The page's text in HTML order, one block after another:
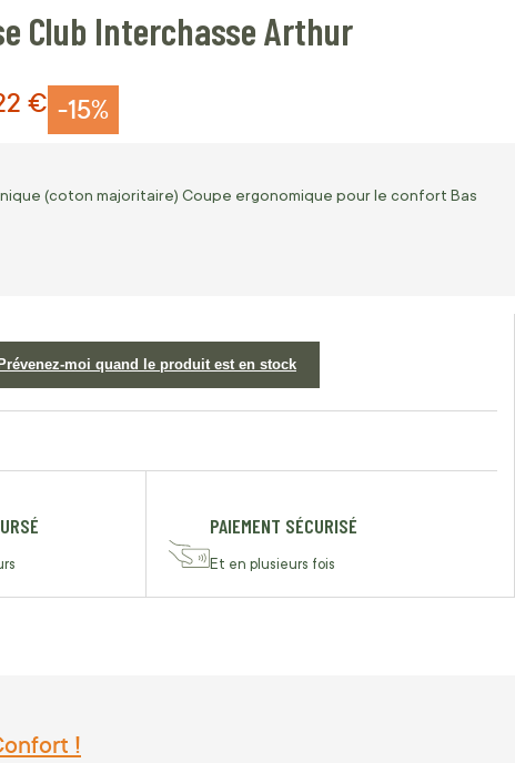
Club Interchasse Arthur
-15%
€
(coton majoritaire) Coupe ergonomique pour le confort Bas
Prévenez-moi quand le produit est en stock
PAIEMENT SÉCURISÉ
Et en plusieurs fois
!